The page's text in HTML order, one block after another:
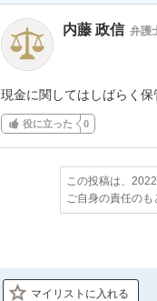
内藤 政信 弁護
現金に関してはしばらく保
役に立った 0
この投稿は、
ご自身の責任の
マイリストに入れる